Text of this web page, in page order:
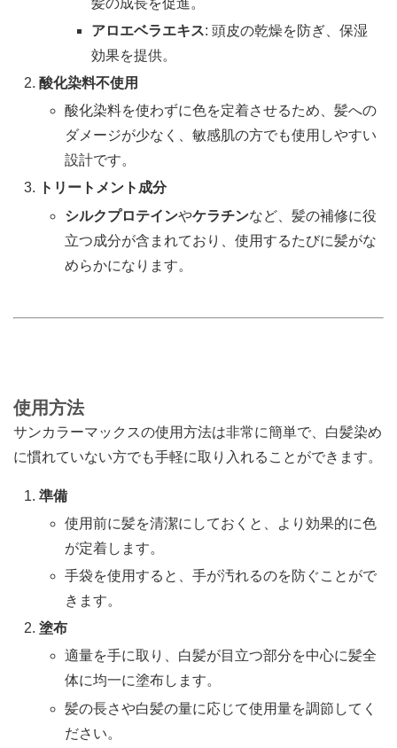
アロエベラエキス: 頭皮の乾燥を防ぎ、保湿
効果を提供。
酸化染料不使用
酸化染料を使わずに色を定着させるため、髪への
ダメージが少なく、敏感肌の方でも使用しやすい
設計です。
トリートメント成分
シルクプロテインやケラチンなど、髪の補修に役
立つ成分が含まれており、使用するたびに髪がな
めらかになります。
使用方法
サンカラーマックスの使用方法は非常に簡単で、白髪染め
に慣れていない方でも手軽に取り入れることができます。
準備
使用前に髪を清潔にしておくと、より効果的に色
が定着します。
手袋を使用すると、手が汚れるのを防ぐことがで
きます。
塗布
適量を手に取り、白髪が目立つ部分を中心に髪全
体に均一に塗布します。
髪の長さや白髪の量に応じて使用量を調節してく
ださい。